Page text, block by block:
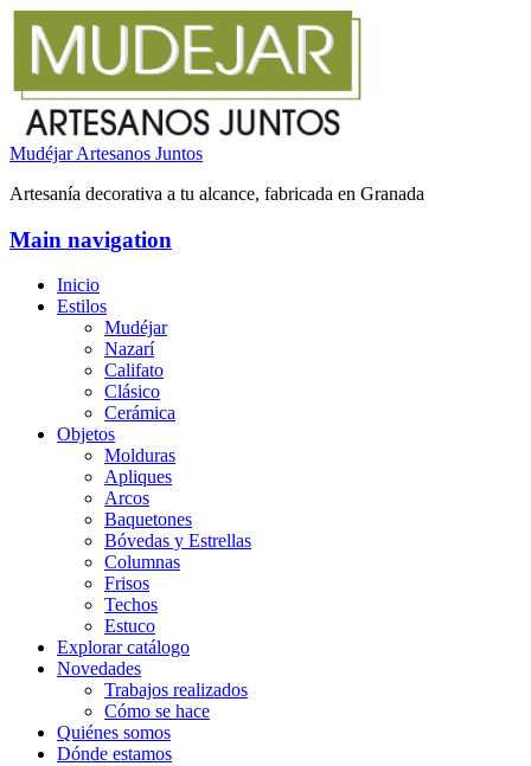
Mudéjar Artesanos Juntos
Artesanía decorativa a tu alcance, fabricada en Granada
Main navigation
Inicio
Estilos
Mudéjar
Nazarí
Califato
Clásico
Cerámica
Objetos
Molduras
Apliques
Arcos
Baquetones
Bóvedas y Estrellas
Columnas
Frisos
Techos
Estuco
Explorar catálogo
Novedades
Trabajos realizados
Cómo se hace
Quiénes somos
Dónde estamos